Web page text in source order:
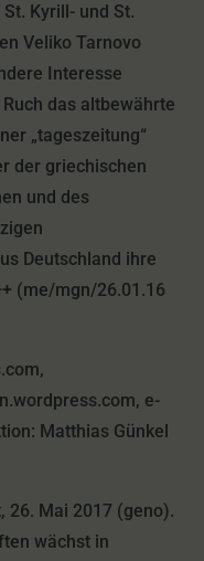
Kyrill- und St.
Veliko Tarnovo
Interesse
das altbewährte
„tageszeitung“
der griechischen
und des
Deutschland ihre
(me/mgn/26.01.16
e-
Matthias Günkel
26. Mai 2017 (geno).
wächst in